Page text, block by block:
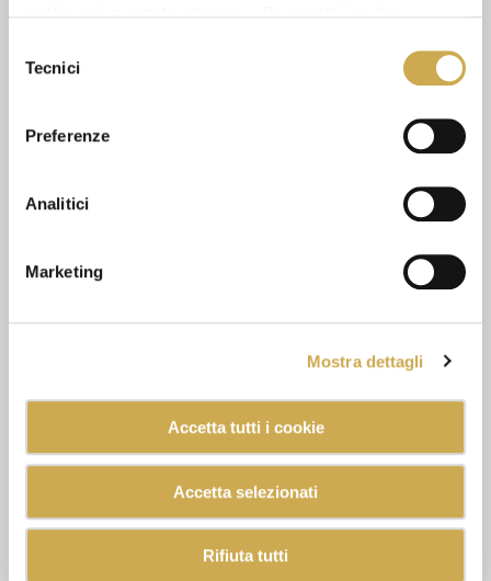
delTecnici
Preferenze
Analitici
Marketing
Mostra dettagli
Accetta tutti i cookie
Accetta selezionati
Rifiuta tutti